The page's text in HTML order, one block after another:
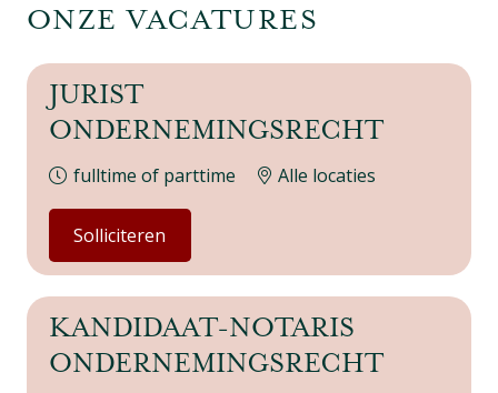
ONZE VACATURES
JURIST
ONDERNEMINGSRECHT
fulltime of parttime Alle locaties
Solliciteren
KANDIDAAT-NOTARIS
ONDERNEMINGSRECHT